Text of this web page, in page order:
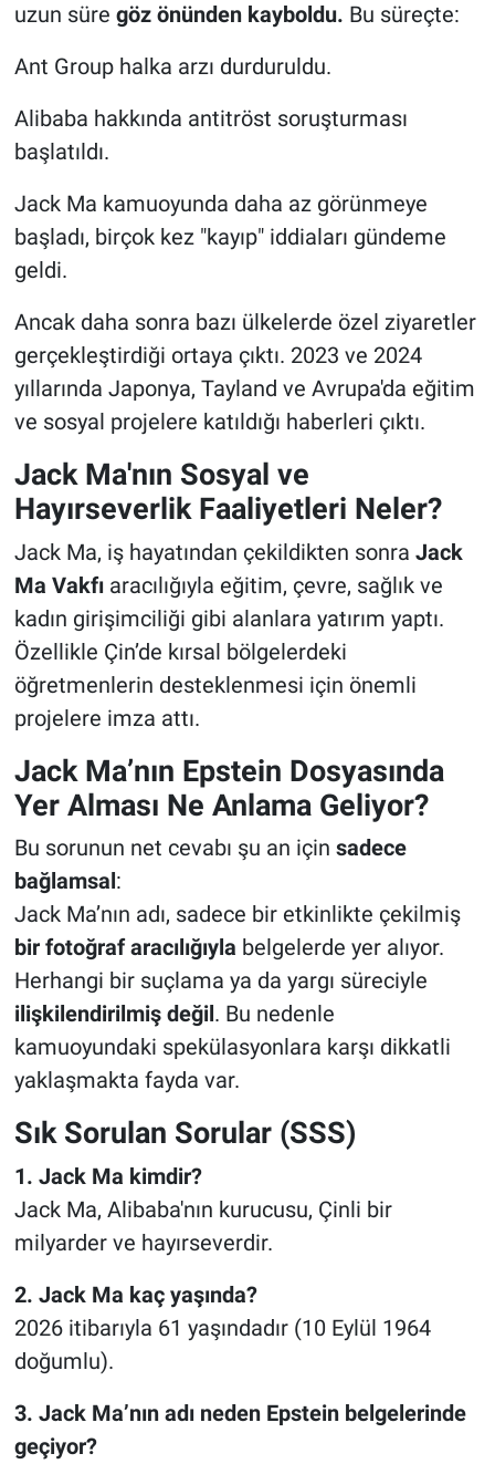
uzun süre göz önünden kayboldu. Bu süreçte:
Ant Group halka arzı durduruldu.
Alibaba hakkında antitröst soruşturması
başlatıldı.
Jack Ma kamuoyunda daha az görünmeye
başladı, birçok kez "kayıp" iddiaları gündeme
geldi.
Ancak daha sonra bazı ülkelerde özel ziyaretler
gerçekleştirdiği ortaya çıktı. 2023 ve 2024
yıllarında Japonya, Tayland ve Avrupa'da eğitim
ve sosyal projelere katıldığı haberleri çıktı.
Jack Ma'nın Sosyal ve
Hayırseverlik Faaliyetleri Neler?
Jack Ma, iş hayatından çekildikten sonra Jack
Ma Vakfıaracılığıyla eğitim, çevre, sağlık ve
kadın girişimciliği gibi alanlara yatırım yaptı.
Özellikle Çin’de kırsal bölgelerdeki
öğretmenlerin desteklenmesi için önemli
projelere imza attı.
Jack Ma’nın Epstein Dosyasında
Yer Alması Ne Anlama Geliyor?
Bu sorunun net cevabı şu an için sadece
bağlamsal:
Jack Ma’nın adı, sadece bir etkinlikte çekilmiş
bir fotoğraf aracılığıyla belgelerde yer alıyor.
Herhangi bir suçlama ya da yargı süreciyle
ilişkilendirilmiş değil. Bu nedenle
kamuoyundaki spekülasyonlara karşı dikkatli
yaklaşmakta fayda var.
Sık Sorulan Sorular (SSS)
1. Jack Ma kimdir?
Jack Ma, Alibaba'nın kurucusu, Çinli bir
milyarder ve hayırseverdir.
2. Jack Ma kaç yaşında?
2026 itibarıyla 61 yaşındadır (10 Eylül 1964
doğumlu).
3. Jack Ma’nın adı neden Epstein belgelerinde
geçiyor?